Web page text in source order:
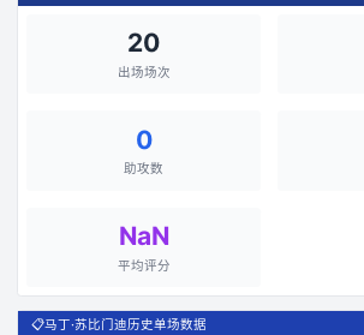
20
出场场次
0
助攻数
NaN
平均评分
📋马丁·苏比门迪历史单场数据